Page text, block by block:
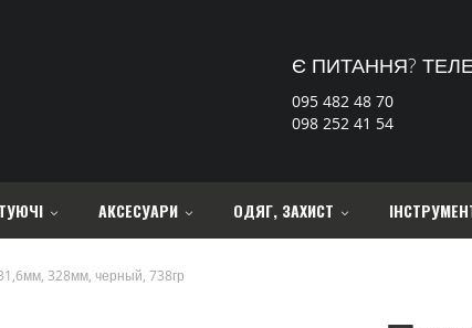
Є ПИТАННЯ?
095 482 48 70
098 252 41 54
АКСЕСУАРИ ОДЯГ, ЗАХИСТ
328мм, черный, 738гр